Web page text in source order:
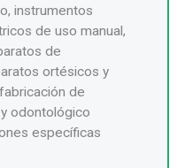
instrumentos
de uso manual,
de
ortésicos y
de
odontológico
específicas